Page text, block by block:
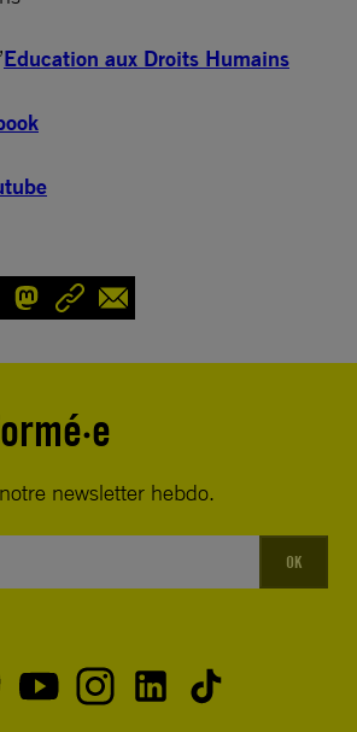
Education aux Droits Humains
newsletter hebdo.
OK